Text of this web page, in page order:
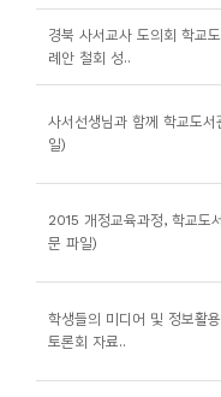
경북 사서교사 도의회 학교
례안 철회 성..
사서선생님과 함께 학교도
일)
2015 개정교육과정, 학교도
문 파일)
학생들의 미디어 및 정보활
토론회 자료..